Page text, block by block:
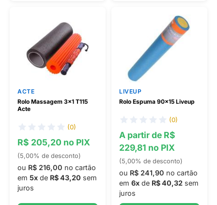
ACTE
Rolo Massagem 3x1 T115
Acte
(0)
R$ 205,20 no PIX
(5,00% de desconto)
ou R$ 216,00 no cartão
em 5x de R$ 43,20 sem
juros
LIVEUP
Rolo Espuma 90x15 Liveup
(0)
A partir de R$
229,81 no PIX
(5,00% de desconto)
ou R$ 241,90 no cartão
em 6x de R$ 40,32 sem
juros